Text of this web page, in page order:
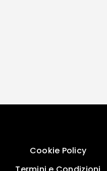
Cookie Policy